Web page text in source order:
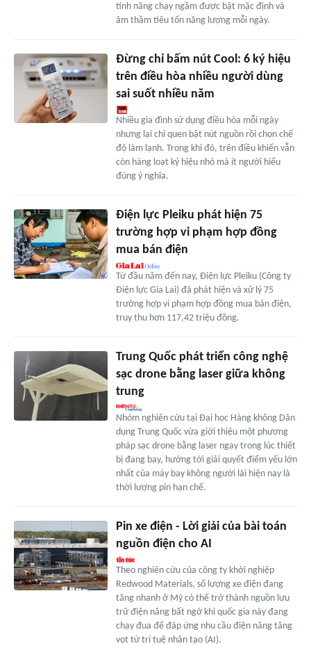
tính năng chạy ngầm được bật mặc định và
âm thầm tiêu tốn năng lượng mỗi ngày.
Đừng chỉ bấm nút Cool: 6 ký hiệu
trên điều hòa nhiều người dùng
sai suốt nhiều năm
Nhiều gia đình sử dụng điều hòa mỗi ngày
nhưng lại chỉ quen bật nút nguồn rồi chọn chế
độ làm lạnh. Trong khi đó, trên điều khiển vẫn
còn hàng loạt ký hiệu nhỏ mà ít người hiểu
đúng ý nghĩa.
Điện lực Pleiku phát hiện 75
trường hợp vi phạm hợp đồng
mua bán điện
Từ đầu năm đến nay, Điện lực Pleiku (Công ty
Điện lực Gia Lai) đã phát hiện và xử lý 75
trường hợp vi phạm hợp đồng mua bán điện,
truy thu hơn 117,42 triệu đồng.
Trung Quốc phát triển công nghệ
sạc drone bằng laser giữa không
trung
Nhóm nghiên cứu tại Đại học Hàng không Dân
dụng Trung Quốc vừa giới thiệu một phương
pháp sạc drone bằng laser ngay trong lúc thiết
bị đang bay, hướng tới giải quyết điểm yếu lớn
nhất của máy bay không người lái hiện nay là
thời lượng pin hạn chế.
Pin xe điện - Lời giải của bài toán
nguồn điện cho AI
Theo nghiên cứu của công ty khởi nghiệp
Redwood Materials, số lượng xe điện đang
tăng nhanh ở Mỹ có thể trở thành nguồn lưu
trữ điện năng bất ngờ khi quốc gia này đang
chạy đua để đáp ứng nhu cầu điện năng tăng
vọt từ trí tuệ nhân tạo (AI).